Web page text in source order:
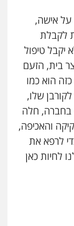
על אישה,
לקבלת
יקבל טיפול
בית, הזעם
הוא כמו
שלו,
בחברה, חלה
והאכיפה,
לרפא את
לחיות כאן
מקצועיים
ושיקום
חילוטים